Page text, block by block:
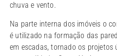
chuva e vento.
Na parte interna dos imóveis o
é utilizado na formação das
em escadas, tornado os projetos